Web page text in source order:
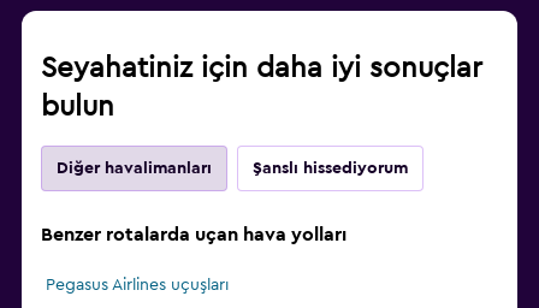
Seyahatiniz için daha iyi sonuçlar
bulun
Diğer havalimanları Şanslı hissediyorum
Benzer rotalarda uçan hava yolları
Pegasus Airlines uçuşları